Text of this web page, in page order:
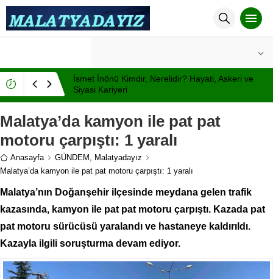
İsmet İnönü Kimdir, Nerelidir? Hayati, Askeri ve
Siyasi Kariyeri
Malatya’da kamyon ile pat pat
motoru çarpıştı: 1 yaralı
Anasayfa GÜNDEM
Malatyadayız
Malatya’da kamyon ile pat pat motoru çarpıştı: 1 yaralı
Malatya’nın Doğanşehir ilçesinde meydana gelen trafik
kazasında, kamyon ile pat pat motoru çarpıştı. Kazada pat
pat motoru sürücüsü yaralandı ve hastaneye kaldırıldı.
Kazayla ilgili soruşturma devam ediyor.